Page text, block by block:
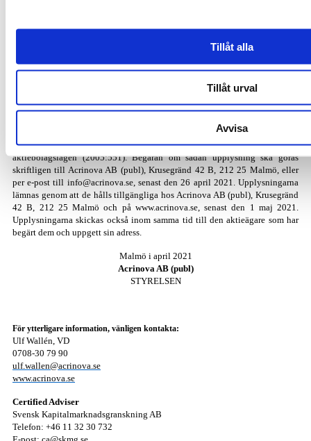
Tillåt alla
Tillåt urval
Avvisa
bolagets huvudkontor Krusegränd 42 B i Malmö, och sänds till aktieägare
som begär det och uppger sin postadress. Samtliga ovan nämnda handlingar
www.acrinova.se, där även uppgifter om de föreslagna styrelse­ledamöterna
Aktieägare har rätt att begära upplysningar i enlighet med 7 kap. 32 §
aktiebolagslagen (2005:551). Begäran om sådan upplysning ska göras
skriftligen till Acrinova AB (publ), Krusegränd 42 B, 212 25 Malmö, eller
per e-post till info@acrinova.se, senast den 26 april 2021. Upplysningarna
lämnas genom att de hålls tillgängliga hos Acrinova AB (publ), Krusegränd
42 B, 212 25 Malmö och på www.acrinova.se, senast den 1 maj 2021.
Upplysningarna skickas också inom samma tid till den aktieägare som har
begärt dem och uppgett sin adress.
Malmö i april 2021
Acrinova AB (publ)
STYRELSEN
För ytterligare information, vänligen kontakta:
Ulf Wallén, VD
0708-30 79 90
ulf.wallen@acrinova.se
www.acrinova.se
Certified Adviser
Svensk Kapitalmarknadsgranskning AB
Telefon: +46 11 32 30 732